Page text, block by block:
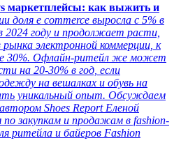
маркетплейсы: как выжить и
доля e commerce выросла с 5% в
2024 году и продолжает расти,
электронной коммерции, к
30%. Офлайн-ритейл же может
на 20-30% в год, если
на вешалках и обувь на
уникальный опыт. Обсуждаем
Shoes Report Еленой
по закупкам и продажам в fashion-
ритейла и байеров Fashion